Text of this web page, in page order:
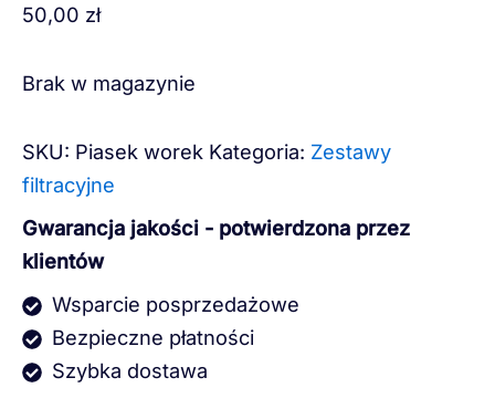
50,00 zł
Brak w magazynie
SKU: Piasek worek Kategoria: Zestawy
filtracyjne
Gwarancja jakości - potwierdzona przez
klientów
Wsparcie posprzedażowe
Bezpieczne płatności
Szybka dostawa